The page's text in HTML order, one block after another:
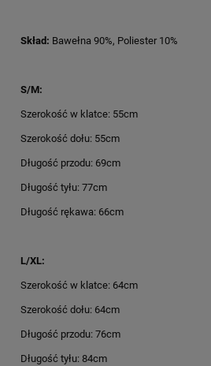
Skład: Bawełna 90%, Poliester 10%
S/M:
Szerokość w klatce: 55cm
Szerokość dołu: 55cm
Długość przodu: 69cm
Długość tyłu: 77cm
Długość rękawa: 66cm
L/XL:
Szerokość w klatce: 64cm
Szerokość dołu: 64cm
Długość przodu: 76cm
Długość tyłu: 84cm